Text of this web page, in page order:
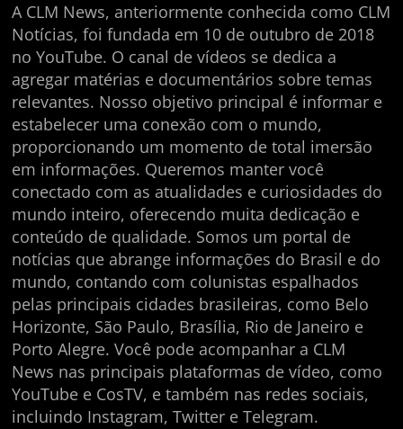
A CLM News, anteriormente conhecida como CLM
Notícias, foi fundada em 10 de outubro de 2018
no YouTube. O canal de vídeos se dedica a
agregar matérias e documentários sobre temas
relevantes. Nosso objetivo principal é informar e
estabelecer uma conexão com o mundo,
proporcionando um momento de total imersão
em informações. Queremos manter você
conectado com as atualidades e curiosidades do
mundo inteiro, oferecendo muita dedicação e
conteúdo de qualidade. Somos um portal de
notícias que abrange informações do Brasil e do
mundo, contando com colunistas espalhados
pelas principais cidades brasileiras, como Belo
Horizonte, São Paulo, Brasília, Rio de Janeiro e
Porto Alegre. Você pode acompanhar a CLM
News nas principais plataformas de vídeo, como
YouTube e CosTV, e também nas redes sociais,
incluindo Instagram, Twitter e Telegram.